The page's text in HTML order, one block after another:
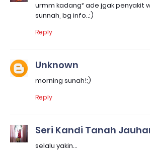
urmm kadang² ade jgak penyakit
sunnah, bg info..:)
Reply
Unknown
morning sunah!;)
Reply
Seri Kandi Tanah
selalu yakin...